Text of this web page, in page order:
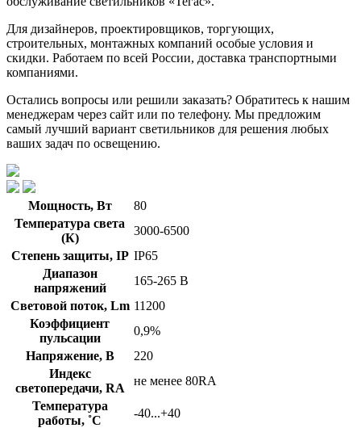
Для дизайнеров, проектировщиков, торгующих,
строительных, монтажных компаний особые условия и
скидки. Работаем по всей России, доставка транспортными
компаниями.
Остались вопросы или решили заказать? Обратитесь к нашим
менеджерам через сайт или по телефону. Мы предложим
самый лучший вариант светильников для решения любых
ваших задач по освещению.
Мощность, Вт
80
Температура света
(К)
3000-6500
Степень защиты, IP IP65
Диапазон
напряжений
165-265 В
Световой поток, Lm 11200
Коэффициент
пульсации
0,9%
Напряжение, В
220
Индекс
светопередачи, RA
не менее 80RA
Температура
работы, ˚С
-40...+40